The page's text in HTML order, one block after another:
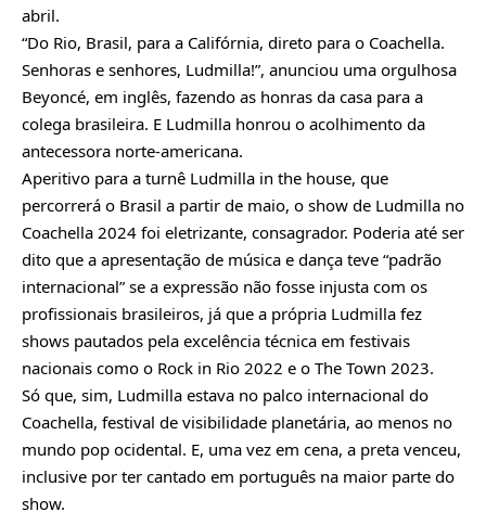
abril.
“Do Rio, Brasil, para a Califórnia, direto para o Coachella.
Senhoras e senhores, Ludmilla!”, anunciou uma orgulhosa
Beyoncé, em inglês, fazendo as honras da casa para a
colega brasileira. E Ludmilla honrou o acolhimento da
antecessora norte-americana.
Aperitivo para a turnê Ludmilla in the house, que
percorrerá o Brasil a partir de maio, o show de Ludmilla no
Coachella 2024 foi eletrizante, consagrador. Poderia até ser
dito que a apresentação de música e dança teve “padrão
internacional” se a expressão não fosse injusta com os
profissionais brasileiros, já que a própria Ludmilla fez
shows pautados pela excelência técnica em festivais
nacionais como o Rock in Rio 2022 e o The Town 2023.
Só que, sim, Ludmilla estava no palco internacional do
Coachella, festival de visibilidade planetária, ao menos no
mundo pop ocidental. E, uma vez em cena, a preta venceu,
inclusive por ter cantado em português na maior parte do
show.